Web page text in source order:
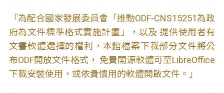
「為配合國家發展委員會「推動ODF-CNS15251為政
府為文件標準格式實施計畫」，以及 提供使用者有
文書軟體選擇的權利，本館檔案下載部分文件將公
布ODF開放文件格式， 免費開源軟體可至LibreOffice
下載安裝使用，或依貴慣用的軟體開啟文件。」